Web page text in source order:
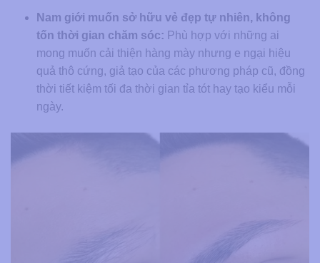
Nam giới muốn sở hữu vẻ đẹp tự nhiên, không
tốn thời gian chăm sóc: Phù hợp với những ai
mong muốn cải thiện hàng mày nhưng e ngại hiệu
quả thô cứng, giả tạo của các phương pháp cũ, đồng
thời tiết kiệm tối đa thời gian tỉa tót hay tạo kiểu mỗi
ngày.